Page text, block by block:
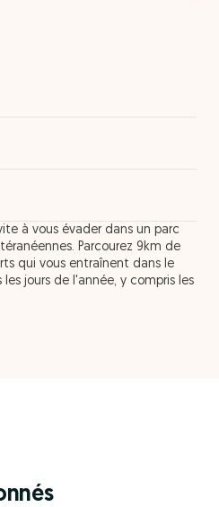
à vous évader dans un parc
Parcourez 9km de
qui vous entraînent dans le
jours de l'année, y compris les